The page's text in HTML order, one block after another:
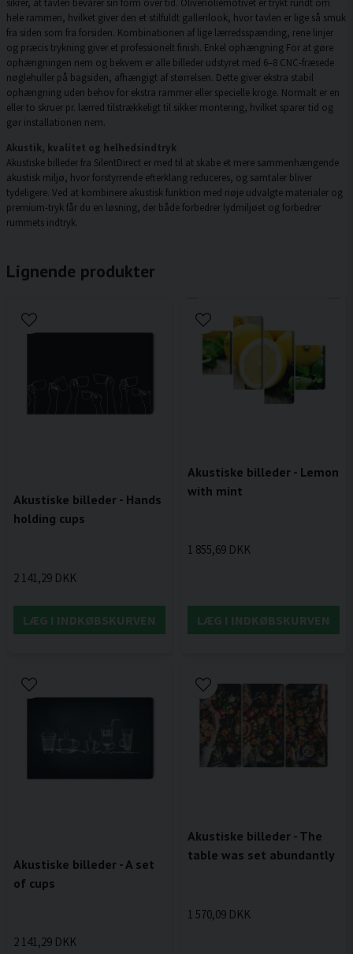
hele rammen, hvilket giver den et stilfuldt gallerilook, hvor tavlen er lige så smuk
fra siden som fra forsiden. Kombinationen af lige lærredsspænding, rene linjer
og præcis trykning giver et professionelt finish. Enkel ophængning For at gøre
ophængningen nem og bekvem er alle billeder udstyret med 6–8 CNC-fræsede
nøglehuller på bagsiden, afhængigt af størrelsen. Dette giver ekstra stabil
ophængning uden behov for ekstra rammer eller specielle kroge. Normalt er en
eller to skruer pr. lærred tilstrækkeligt til sikker montering, hvilket sparer tid og
gør installationen nem.
Akustik, kvalitet og helhedsindtryk
Akustiske billeder fra SilentDirect er med til at skabe et mere sammenhængende
akustisk miljø, hvor forstyrrende efterklang reduceres, og samtaler bliver
tydeligere. Ved at kombinere akustisk funktion med nøje udvalgte materialer og
premium-tryk får du en løsning, der både forbedrer lydmiljøet og forbedrer
rummets indtryk.
Lignende produkter
Akustiske billeder - Hands
holding cups
2 141,29 DKK
LÆG I INDKØBSKURVEN
Akustiske billeder - Lemon
with mint
1 855,69 DKK
LÆG I INDKØBSKURVEN
Akustiske billeder - A set
of cups
2 141,29 DKK
Akustiske billeder - The
table was set abundantly
1 570,09 DKK